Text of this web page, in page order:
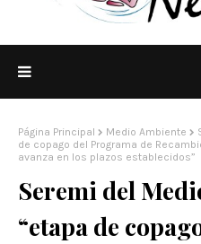
Página Principal Medio Ambiente
de copago del Programa de
avanza en los plazos establecidos”
Seremi del
“etapa de